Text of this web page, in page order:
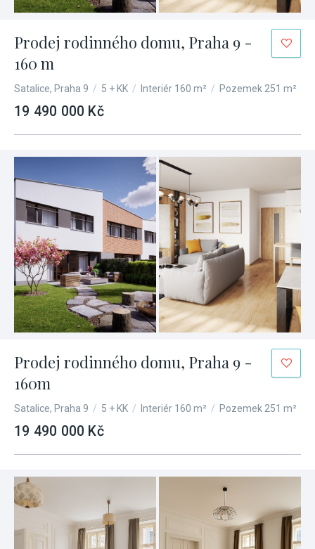
Prodej rodinného domu, Praha 9 -
160 m
Satalice, Praha 9 / 5 + KK / Interiér 160 m² / Pozemek 251 m²
19 490 000 Kč
Prodej rodinného domu, Praha 9 -
160m
Satalice, Praha 9 / 5 + KK / Interiér 160 m² / Pozemek 251 m²
19 490 000 Kč